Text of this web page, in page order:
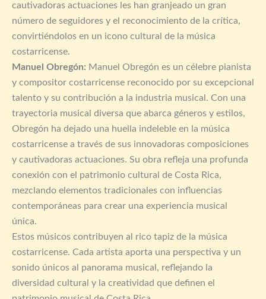
cautivadoras actuaciones les han granjeado un gran
número de seguidores y el reconocimiento de la crítica,
convirtiéndolos en un icono cultural de la música
costarricense.
Manuel Obregón: Manuel Obregón es un célebre pianista
y compositor costarricense reconocido por su excepcional
talento y su contribución a la industria musical. Con una
trayectoria musical diversa que abarca géneros y estilos,
Obregón ha dejado una huella indeleble en la música
costarricense a través de sus innovadoras composiciones
y cautivadoras actuaciones. Su obra refleja una profunda
conexión con el patrimonio cultural de Costa Rica,
mezclando elementos tradicionales con influencias
contemporáneas para crear una experiencia musical
única.
Estos músicos contribuyen al rico tapiz de la música
costarricense. Cada artista aporta una perspectiva y un
sonido únicos al panorama musical, reflejando la
diversidad cultural y la creatividad que definen el